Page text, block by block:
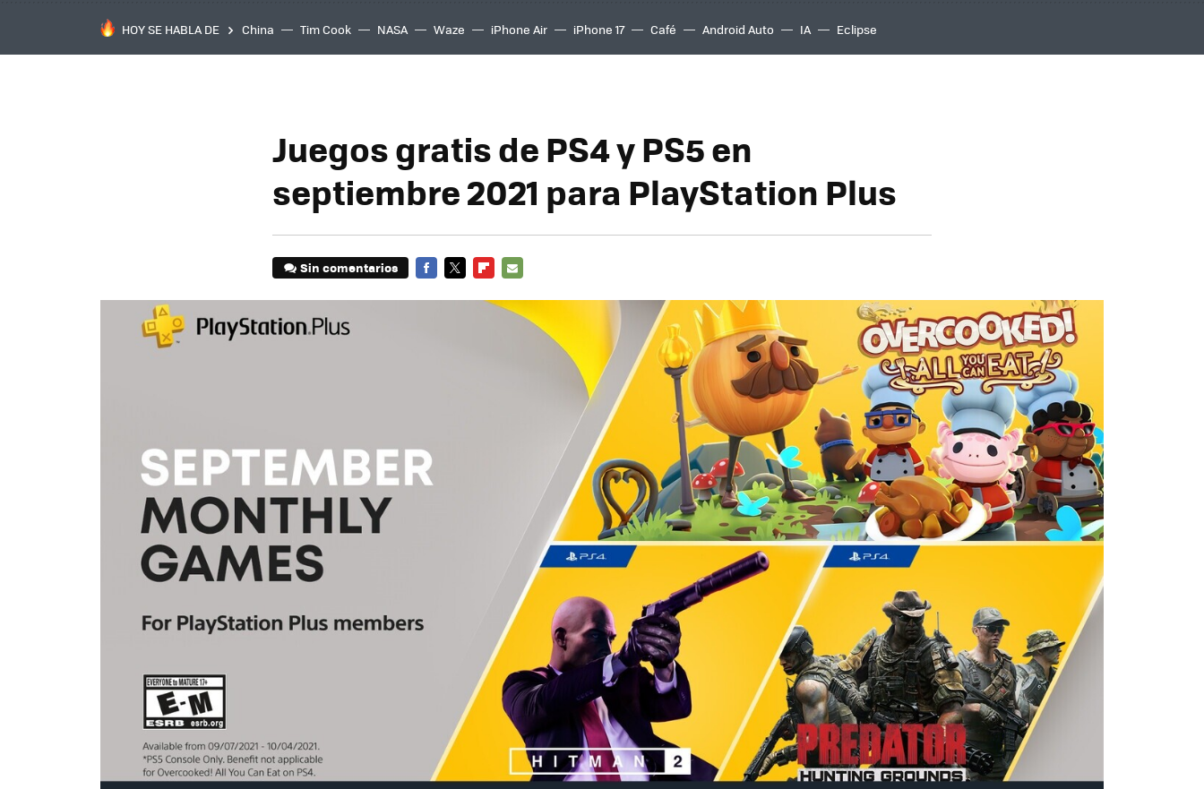
HOY SE HABLA DE China Tim Cook NASA Waze iPhone Air iPhone 17 Café Android Auto IA Eclipse
Juegos gratis de PS4 y PS5 en
septiembre 2021 para PlayStation Plus
Sin comentarios
MAIL